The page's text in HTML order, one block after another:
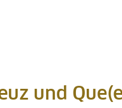
und